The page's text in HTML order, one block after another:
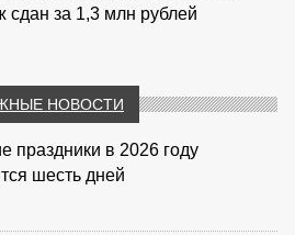
сдан за 1,3 млн рублей
НОВОСТИ
праздники в 2026 году
шесть дней